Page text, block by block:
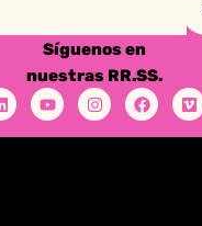
Síguenos en
nuestras RR.SS.